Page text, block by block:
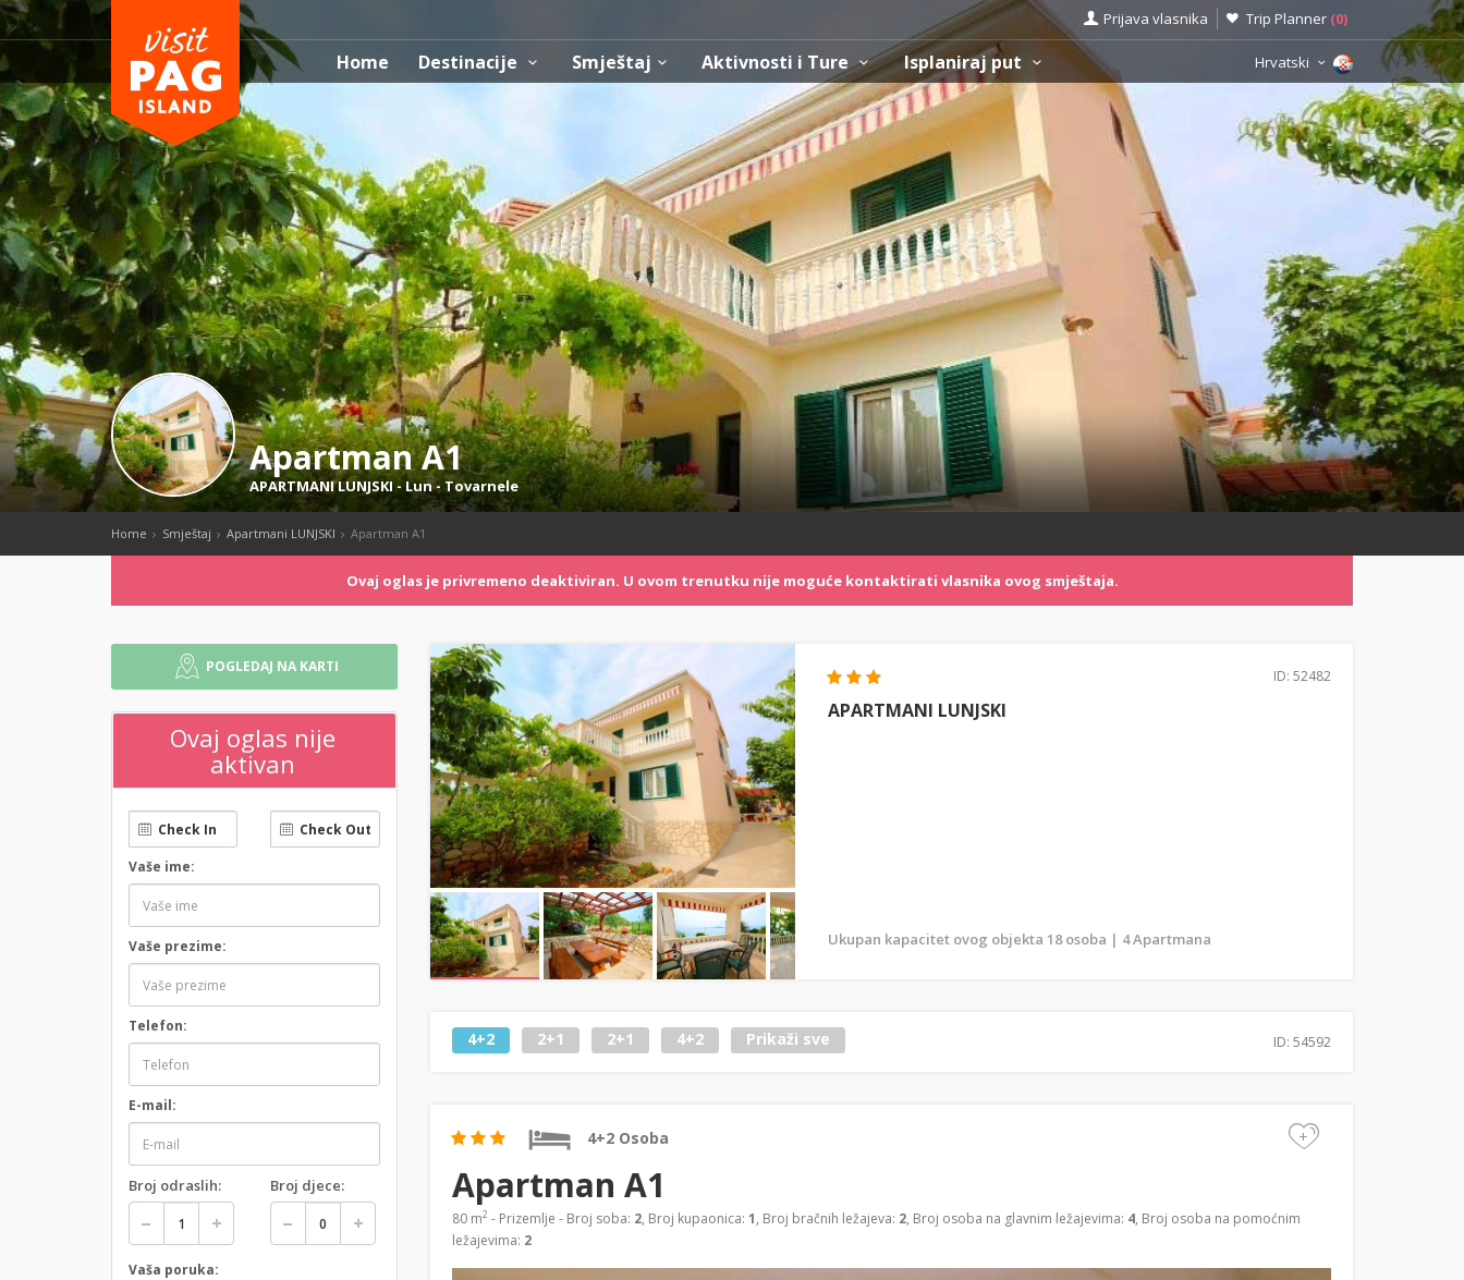
Prijava vlasnika Trip Planner (0)
Home Destinacije Smještaj Aktivnosti i Ture Isplaniraj put Hrvatski
Apartman A1
APARTMANI LUNJSKI - Lun - Tovarnele
Home Smještaj Apartmani LUNJSKI Apartman A1
Ovaj oglas je privremeno deaktiviran. U ovom trenutku nije moguće kontaktirati vlasnika ovog smještaja.
POGLEDAJ NA KARTI
Ovaj oglas nije
aktivan
Vaše ime:
Vaše prezime:
Telefon:
E-mail:
Broj odraslih: Broj djece:
Vaša poruka:
ID: 52482
APARTMANI LUNJSKI
Ukupan kapacitet ovog objekta 18 osoba | 4 Apartmana
4+2 2+1 2+1 4+2 Prikaži sve ID: 54592
4+2 Osoba +
Apartman A1
80 m2 - Prizemlje - Broj soba: 2, Broj kupaonica: 1, Broj bračnih ležajeva: 2, Broj osoba na glavnim ležajevima: 4, Broj osoba na pomoćnim
ležajevima: 2